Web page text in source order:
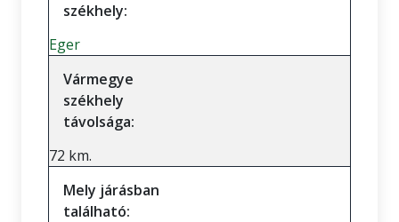
székhely:
Eger
Vármegye
székhely
távolsága:
72 km.
Mely járásban
található: